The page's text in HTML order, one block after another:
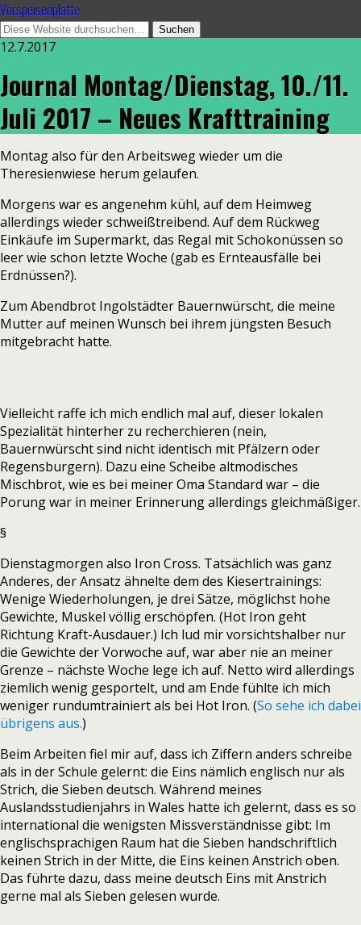
Vorspeisenplatte
12.7.2017
Journal Montag/Dienstag, 10./11.
Juli 2017 – Neues Krafttraining
Montag also für den Arbeitsweg wieder um die
Theresienwiese herum gelaufen.
Morgens war es angenehm kühl, auf dem Heimweg
allerdings wieder schweißtreibend. Auf dem Rückweg
Einkäufe im Supermarkt, das Regal mit Schokonüssen so
leer wie schon letzte Woche (gab es Ernteausfälle bei
Erdnüssen?).
Zum Abendbrot Ingolstädter Bauernwürscht, die meine
Mutter auf meinen Wunsch bei ihrem jüngsten Besuch
mitgebracht hatte.
Vielleicht raffe ich mich endlich mal auf, dieser lokalen
Spezialität hinterher zu recherchieren (nein,
Bauernwürscht sind nicht identisch mit Pfälzern oder
Regensburgern). Dazu eine Scheibe altmodisches
Mischbrot, wie es bei meiner Oma Standard war – die
Porung war in meiner Erinnerung allerdings gleichmäßiger.
§
Dienstagmorgen also Iron Cross. Tatsächlich was ganz
Anderes, der Ansatz ähnelte dem des Kiesertrainings:
Wenige Wiederholungen, je drei Sätze, möglichst hohe
Gewichte, Muskel völlig erschöpfen. (Hot Iron geht
Richtung Kraft-Ausdauer.) Ich lud mir vorsichtshalber nur
die Gewichte der Vorwoche auf, war aber nie an meiner
Grenze – nächste Woche lege ich auf. Netto wird allerdings
ziemlich wenig gesportelt, und am Ende fühlte ich mich
weniger rundumtrainiert als bei Hot Iron. (So sehe ich dabei
übrigens aus.)
Beim Arbeiten fiel mir auf, dass ich Ziffern anders schreibe
als in der Schule gelernt: die Eins nämlich englisch nur als
Strich, die Sieben deutsch. Während meines
Auslandsstudienjahrs in Wales hatte ich gelernt, dass es so
international die wenigsten Missverständnisse gibt: Im
englischsprachigen Raum hat die Sieben handschriftlich
keinen Strich in der Mitte, die Eins keinen Anstrich oben.
Das führte dazu, dass meine deutsch Eins mit Anstrich
gerne mal als Sieben gelesen wurde.